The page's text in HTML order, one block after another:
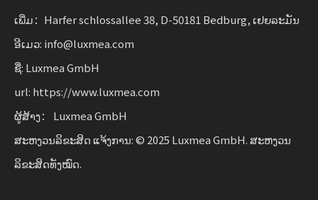
ເພີ່ມ：Harfer schlossallee 38, D-50181 Bedburg, ເຢຍລະມັນ
ອີເມວ: info@luxmea.com
ຊື່: Luxmea GmbH
url: https://www.luxmea.com
ຜູ້ສ້າງ： Luxmea GmbH
ສະຫງວນລິຂະສິດ ແຈ້ງການ: © 2025 Luxmea GmbH. ສະຫງວນ
ລິຂະສິດທັງໝົດ.